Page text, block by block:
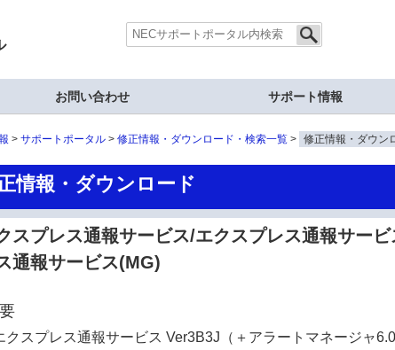
お問い合わせ サポート情報
サポートポータル 修正情報・ダウンロード・検索一覧 修正情報・ダウン
情報・ダウンロード
スプレス通報サービス/エクスプレス通報サー
通報サービス(MG)
クスプレス通報サービス Ver3B3J（＋アラートマネージャ